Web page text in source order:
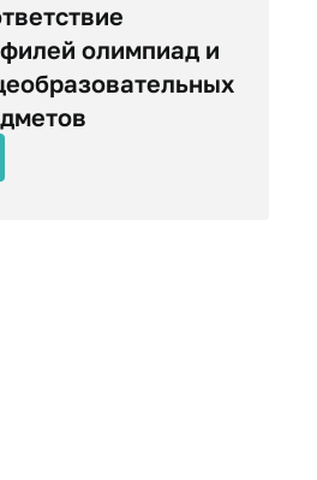
олимпиад и